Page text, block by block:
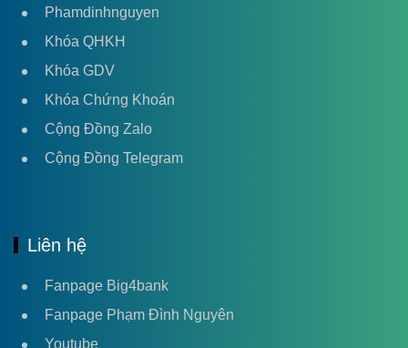
Phamdinhnguyen
Khóa QHKH
Khóa GDV
Khóa Chứng Khoán
Cộng Đồng Zalo
Cộng Đồng Telegram
Liên hệ
Fanpage Big4bank
Fanpage Phạm Đình Nguyên
Youtube